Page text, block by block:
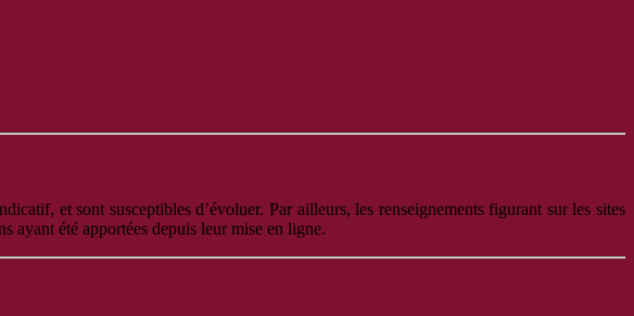
et sont susceptibles d’évoluer. Par ailleurs, les renseignements figurant sur les sites
ayant été apportées depuis leur mise en ligne.